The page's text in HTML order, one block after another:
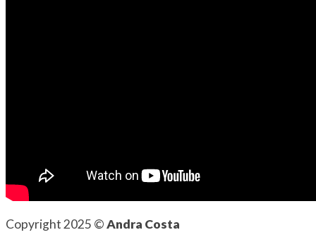
Copyright 2025 ©Andra Costa